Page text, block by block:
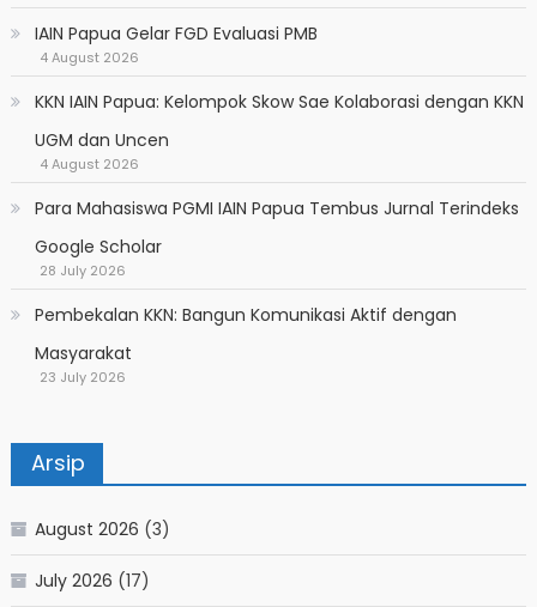
IAIN Papua Gelar FGD Evaluasi PMB
4 August 2026
KKN IAIN Papua: Kelompok Skow Sae Kolaborasi dengan KKN
UGM dan Uncen
4 August 2026
Para Mahasiswa PGMI IAIN Papua Tembus Jurnal Terindeks
Google Scholar
28 July 2026
Pembekalan KKN: Bangun Komunikasi Aktif dengan
Masyarakat
23 July 2026
Arsip
August 2026 (3)
July 2026 (17)